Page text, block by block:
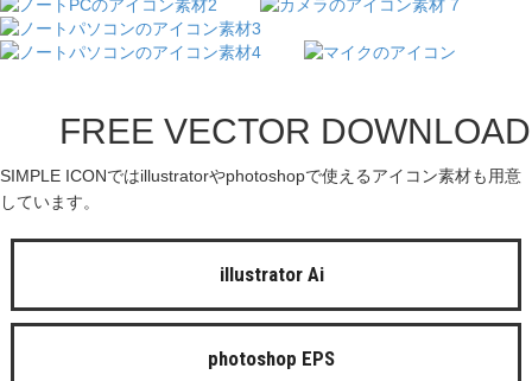
FREE VECTOR DOWNLOAD
SIMPLE ICONではillustratorやphotoshopで使えるアイコン素材も用意
しています。
illustrator Ai
photoshop EPS